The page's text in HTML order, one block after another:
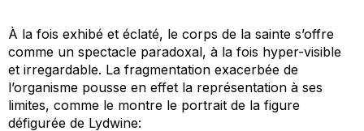
À la fois exhibé et éclaté, le corps de la sainte s’offre
comme un spectacle paradoxal, à la fois hyper-visible
et irregardable. La fragmentation exacerbée de
l’organisme pousse en effet la représentation à ses
limites, comme le montre le portrait de la figure
défigurée de Lydwine: